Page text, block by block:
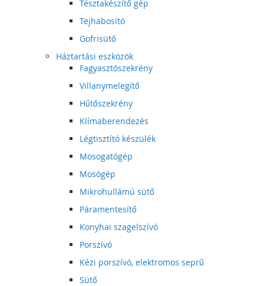
Tésztakészítő gép
Tejhabosító
Gofrisütő
Háztartási eszközök
Fagyasztószekrény
Villanymelegítő
Hűtőszekrény
Klímaberendezés
Légtisztító készülék
Mosogatógép
Mosógép
Mikrohullámú sütő
Páramentesítő
Konyhai szagelszívó
Porszívó
Kézi porszívó, elektromos seprű
Sütő